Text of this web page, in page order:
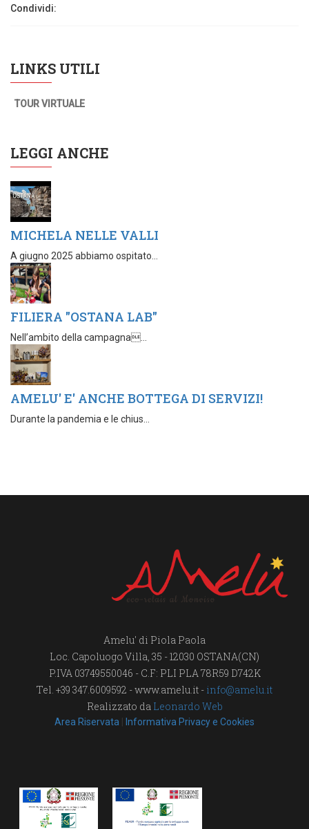
Condividi:
LINKS UTILI
TOUR VIRTUALE
LEGGI ANCHE
MICHELA NELLE VALLI
A giugno 2025 abbiamo ospitato...
FILIERA "OSTANA LAB"
Nell’ambito della campagna...
AMELU' E' ANCHE BOTTEGA DI SERVIZI!
Durante la pandemia e le chius...
Amelu' di Piola Paola
Loc. Capoluogo Villa, 35 - 12030 OSTANA(CN)
P.IVA 03749550046 - C.F: PLI PLA 78R59 D742K
Tel. +39 347.6009592 - www.amelu.it - info@amelu.it
Realizzato da Leonardo Web
Area Riservata | Informativa Privacy e Cookies